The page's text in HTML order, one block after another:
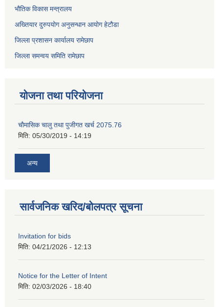
भौतिक विकास मन्त्रालय
अख्तियार दुरुपयोग अनुसन्धान आयोग हेटौडा
जिल्ला प्रशासन कार्यालय रामेछाप
जिल्ला समन्वय समिति रामेछाप
योजना तथा परियोजना
चाैमासिक चालु तथा पुजीगत खर्च 2075.76
मिति: 05/30/2019 - 14:19
अन्य
सार्वजनिक खरिद/बोलपत्र सूचना
Invitation for bids
मिति: 04/21/2026 - 12:13
Notice for the Letter of Intent
मिति: 02/03/2026 - 18:40